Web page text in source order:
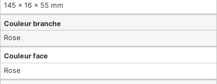
145 × 16 × 55 mm
Couleur branche
Rose
Couleur face
Rose